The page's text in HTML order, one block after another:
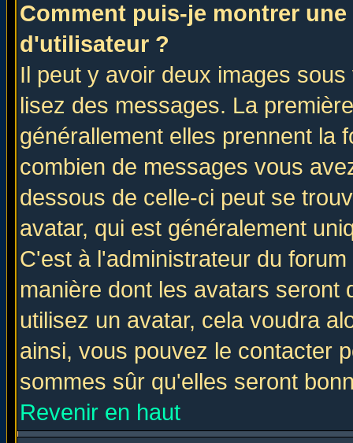
Comment puis-je montrer
d'utilisateur ?
Il peut y avoir deux images
lisez des messages. La
générallement elles prennent la
combien de messages vous
dessous de celle-ci peut se
avatar, qui est généralement
C'est à l'administrateur du
manière dont les avatars seront
utilisez un avatar, cela voudra
ainsi, vous pouvez le contacter
sommes sûr qu'elles seront
Revenir en haut